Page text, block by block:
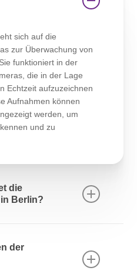
sich auf die
zur Überwachung von
funktioniert in der
die in der Lage
Echtzeit aufzuzeichnen
Aufnahmen können
werden, um
und zu
die
Berlin?
der Sicherheit in
Durch die
können Unternehmen
der